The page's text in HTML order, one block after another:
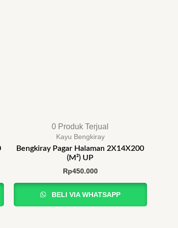
0 Produk Terjual
Kayu Bengkiray
Bengkiray Pagar Halaman 2X14X200
(M²) UP
Rp450.000
BELI VIA WHATSAPP